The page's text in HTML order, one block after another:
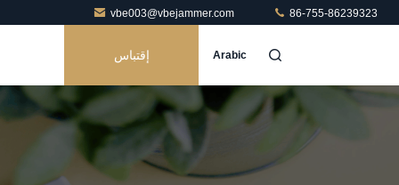
vbe003@vbejammer.com 86-755-86239323
Arabic إقتباس